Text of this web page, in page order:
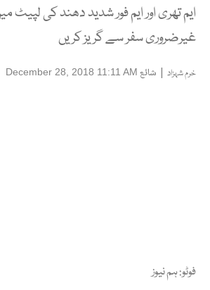
ایم تھری اور ایم فور شدید دھند کی لپیٹ
غیرضروری سفر سے گریز کریں
خرم شہزاد | شائع December 28, 2018 11:11 AM
فوٹو: ہم نیوز